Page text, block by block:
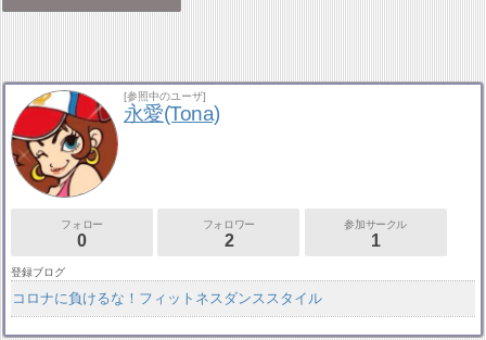
[参照中のユーザ]
永愛(Tona)
フォロー
0
フォロワー
2
参加サークル
1
登録ブログ
コロナに負けるな！フィットネスダンススタイル